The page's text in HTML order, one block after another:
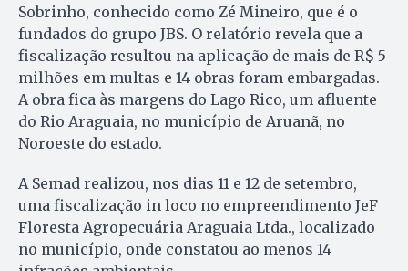
Sobrinho, conhecido como Zé Mineiro, que é o
fundados do grupo JBS. O relatório revela que a
fiscalização resultou na aplicação de mais de R$ 5
milhões em multas e 14 obras foram embargadas.
A obra fica às margens do Lago Rico, um afluente
do Rio Araguaia, no município de Aruanã, no
Noroeste do estado.
A Semad realizou, nos dias 11 e 12 de setembro,
uma fiscalização in loco no empreendimento JeF
Floresta Agropecuária Araguaia Ltda., localizado
no município, onde constatou ao menos 14